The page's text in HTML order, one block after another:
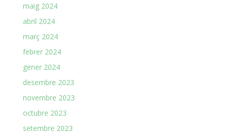
maig 2024
abril 2024
març 2024
febrer 2024
gener 2024
desembre 2023
novembre 2023
octubre 2023
setembre 2023